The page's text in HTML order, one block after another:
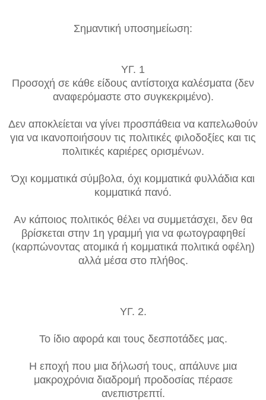
Σημαντική υποσημείωση:
ΥΓ. 1
Προσοχή σε κάθε είδους αντίστοιχα καλέσματα (δεν
αναφερόμαστε στο συγκεκριμένο).
Δεν αποκλείεται να γίνει προσπάθεια να καπελωθούν
για να ικανοποιήσουν τις πολιτικές φιλοδοξίες και τις
πολιτικές καριέρες ορισμένων.
Όχι κομματικά σύμβολα, όχι κομματικά φυλλάδια και
κομματικά πανό.
Αν κάποιος πολιτικός θέλει να συμμετάσχει, δεν θα
βρίσκεται στην 1η γραμμή για να φωτογραφηθεί
(καρπώνοντας ατομικά ή κομματικά πολιτικά οφέλη)
αλλά μέσα στο πλήθος.
ΥΓ. 2.
Το ίδιο αφορά και τους δεσποτάδες μας.
Η εποχή που μια δήλωσή τους, απάλυνε μια
μακροχρόνια διαδρομή προδοσίας πέρασε
ανεπιστρεπτί.